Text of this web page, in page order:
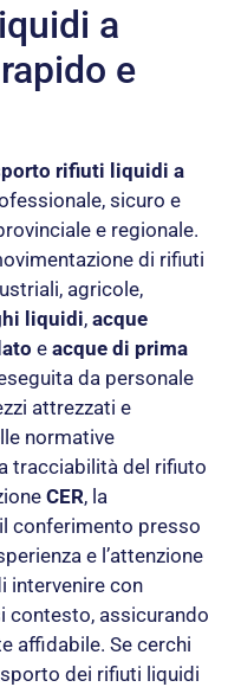
a
e
rifiuti liquidi a
sicuro e
e regionale.
di rifiuti
agricole,
liquidi, acque
e acque di prima
da personale
attrezzati e
normative
tracciabilità del rifiuto
CER, la
conferimento presso
e l’attenzione
intervenire con
contesto, assicurando
affidabile. Se cerchi
dei rifiuti liquidi